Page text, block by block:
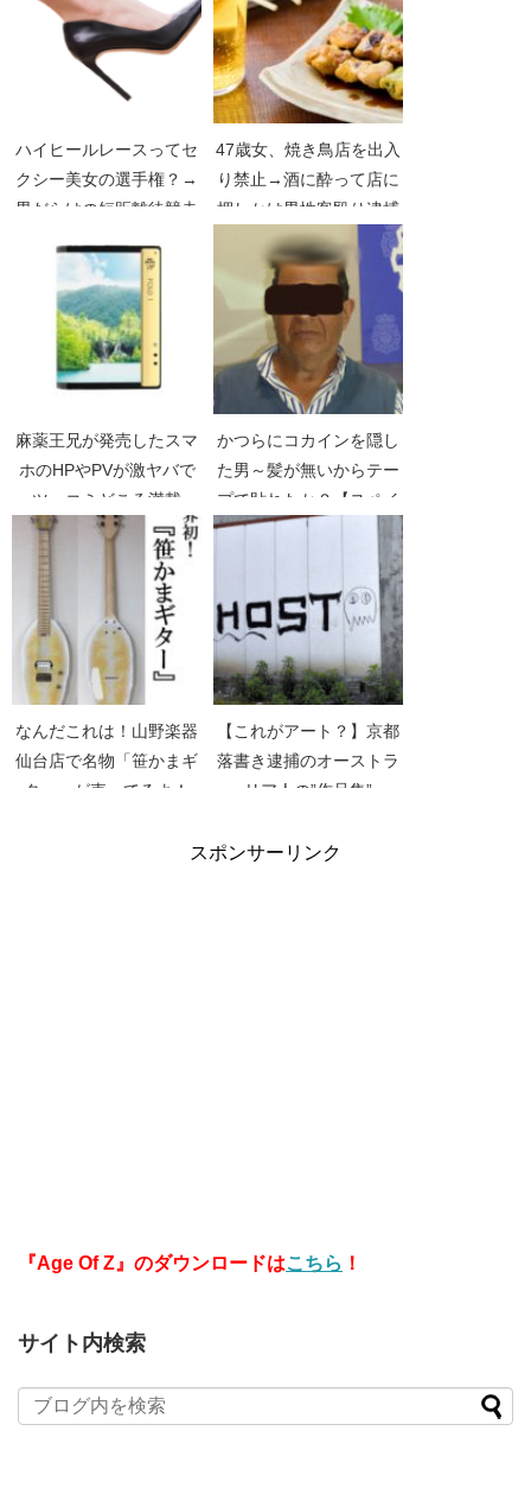
ハイヒールレースってセ
クシー美女の選手権？→
男だらけの短距離徒競走
リード】
47歳女、焼き鳥店を出入
り禁止→酒に酔って店に
押しかけ男性客殴り逮捕
【焼き鳥殴打事件】【場
所】
麻薬王兄が発売したスマ
ホのHPやPVが激ヤバで
ツッコミどころ満載
【ESCOBAR FOLD1】
【パブロ・エスコバル】
かつらにコカインを隠し
た男～髪が無いからテー
プで貼れたか？【スペイ
ン空港コロンビア人逮
なんだこれは！山野楽器
仙台店で名物「笹かまギ
ター」が売ってるよ！
【これがアート？】京都
落書き逮捕のオーストラ
リア人の”作品集”
スポンサーリンク
『Age Of Z』のダウンロードはこちら ！
サイト内検索